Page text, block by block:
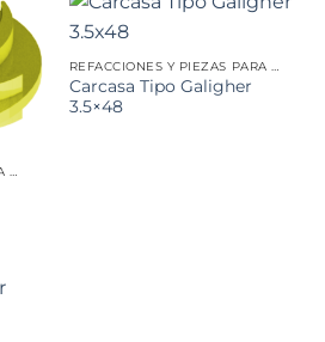
REFACCIONES Y PIEZAS PARA MINERÍA
Carcasa Tipo Galigher
3.5×48